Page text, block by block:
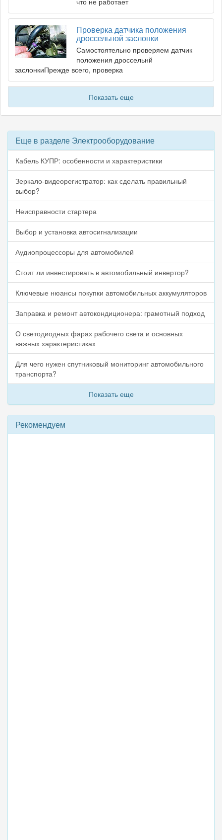
Проверка датчика положения
дроссельной заслонки
Самостоятельно проверяем датчик
положения дроссельнй
заслонкиПрежде всего, проверка
Показать еще
Еще в разделе Электрооборудование
Кабель КУПР: особенности и характеристики
Зеркало-видеорегистратор: как сделать правильный
выбор?
Неисправности стартера
Выбор и установка автосигнализации
Аудиопроцессоры для автомобилей
Стоит ли инвестировать в автомобильный инвертор?
Ключевые нюансы покупки автомобильных аккумуляторов
Заправка и ремонт автокондиционера: грамотный подход
О светодиодных фарах рабочего света и основных
важных характеристиках
Для чего нужен спутниковый мониторинг автомобильного
транспорта?
Показать еще
Рекомендуем